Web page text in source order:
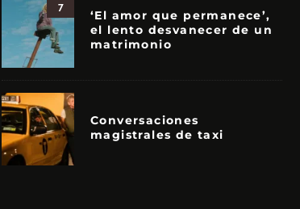
7
‘El amor que permanece’,
el lento desvanecer de un
matrimonio
Conversaciones
magistrales de taxi